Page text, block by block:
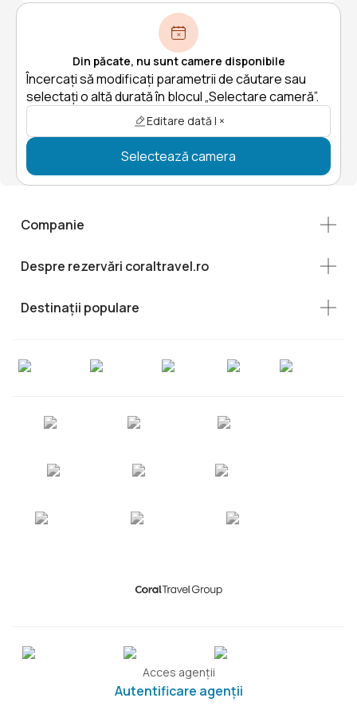
Din păcate, nu sunt camere disponibile
Încercați să modificați parametrii de căutare sau
selectați o altă durată în blocul „Selectare cameră”.
Editare dată | ×
Selectează camera
Companie
Despre rezervări coraltravel.ro
Destinații populare
Acces agenții
Autentificare agenții